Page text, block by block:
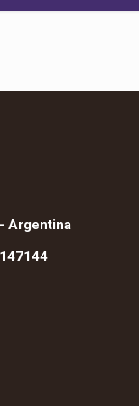
Argentina